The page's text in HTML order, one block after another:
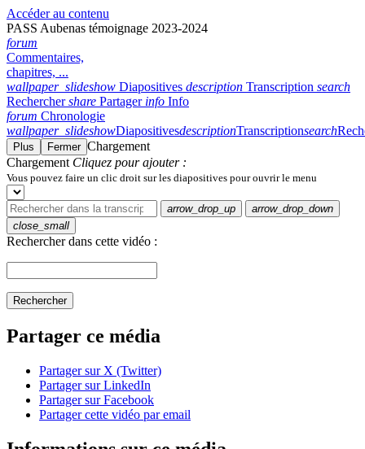
Accéder au contenu
PASS Aubenas témoignage 2023-2024
forum
Commentaires,
chapitres, ...
wallpaper_slideshow Diapositives description Transcription search
Rechercher share Partager info Info
forum Chronologie
wallpaper_slideshowDiapositivesdescriptionTranscriptionsearch
Plus Fermer Chargement
Chargement Cliquez pour ajouter :
Vous pouvez faire un clic droit sur les diapositives pour ouvrir le menu
arrow_drop_up
arrow_drop_down
close_small
Rechercher dans cette vidéo :
Rechercher
Partager ce média
Partager sur X (Twitter)
Partager sur LinkedIn
Partager sur Facebook
Partager cette vidéo par email